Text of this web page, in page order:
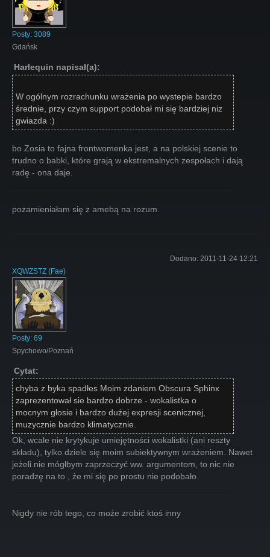
Posty: 3089
Gdańsk
Harlequin napisał(a):
W ogólnym rozrachunku wrażenia po wystepie bardzo
średnie, przy czym support podobał mi się bardziej niz
gwiazda :)
bo Zosia to fajna frontwomenka jest, a na polskiej scenie to
trudno o babki, które grają w ekstremalnych zespołach i dają
radę - ona daje.
pozamieniałam się z amebą na rozum.
Dodano: 2011-11-24 12:21
XQWZSTZ (Fae)
Posty: 69
Spychowo/Poznań
Cytat:
chyba z byka spadłes Moim zdaniem Obscura Sphinx
zaprezentował sie bardzo dobrze - wokalistka o
mocnym głosie i bardzo dużej expresji scenicznej,
muzycznie bardzo klimatycznie.
Ok, wcale nie krytykuje umiejętności wokalistki (ani reszty
składu), tylko dziele się moim subiektywnym wrażeniem. Nawet
jeżeli nie mógłbym zaprzeczyć ww. argumentom, to nic nie
poradzę na to , że mi się po prostu nie podobało.
Nigdy nie rób tego, co może zrobić ktoś inny